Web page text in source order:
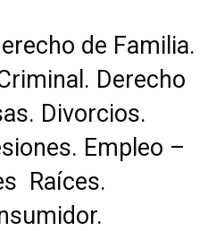
de Familia.
Derecho
Divorcios.
Empleo –
Raíces.